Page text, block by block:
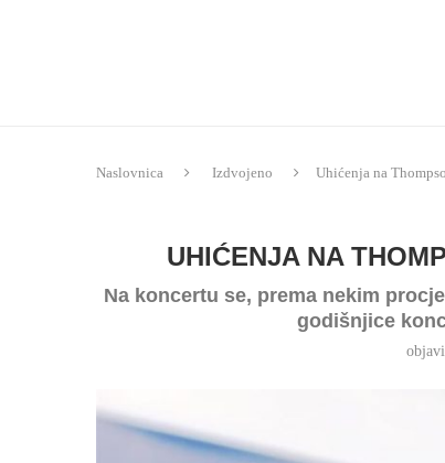
Naslovnica Izdvojeno Uhićenja na
UHIĆENJA NA
Na koncertu se, prema nekim
godišnjice